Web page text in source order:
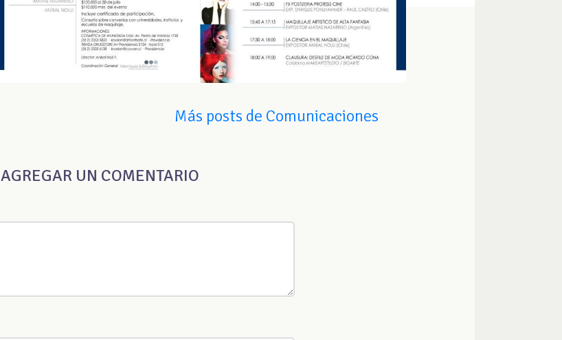
Más posts de Comunicaciones
AGREGAR UN COMENTARIO